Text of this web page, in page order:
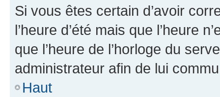
Si vous êtes certain d’avoir
l’heure d’été mais que l’heure
que l’heure de l’horloge du
administrateur afin de lui
Haut